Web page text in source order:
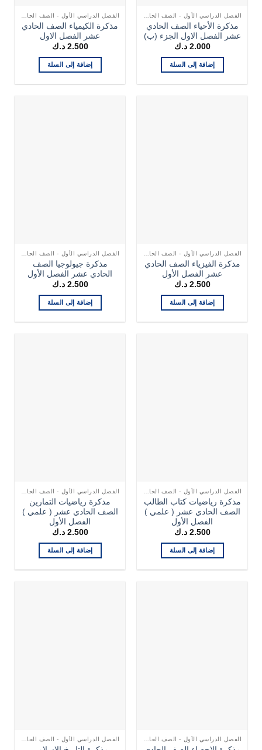
مذكرة الأحياء الصف الحادي
عشر الفصل الاول الجزء (ب)
2.000 د.ك
إضافة إلى السلة
مذكرة الكيمياء الصف الحادي
عشر الفصل الاول
2.500 د.ك
إضافة إلى السلة
مذكرة الفيزياء الصف الحادي
عشر الفصل الأول
2.500 د.ك
إضافة إلى السلة
مذكرة جيولوجيا الصف
الحادي عشر الفصل الأول
2.500 د.ك
إضافة إلى السلة
مذكرة رياضيات كتاب الطالب
الصف الحادي عشر ( علمي )
الفصل الأول
2.500 د.ك
إضافة إلى السلة
مذكرة رياضيات التمارين
الصف الحادي عشر ( علمي )
الفصل الأول
2.500 د.ك
إضافة إلى السلة